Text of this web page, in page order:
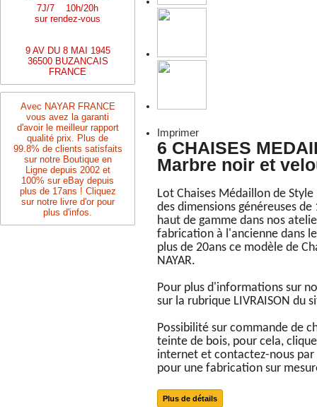
7J/7 10h/20h
sur rendez-vous
9 AV DU 8 MAI 1945
36500 BUZANCAIS
FRANCE
Avec NAYAR FRANCE
vous avez la garanti
d'avoir le meilleur rapport
qualité prix. Plus de
99.8% de clients satisfaits
sur notre Boutique en
Ligne depuis 2002 et
100% sur eBay depuis
plus de 17ans ! Cliquez
sur notre livre d'or pour
plus d'infos.
Imprimer
6 CHAISES
Marbre noir et
Lot Chaises Médaillon de
des dimensions généreuses
haut de gamme dans nos
fabrication à l'ancienne dans
plus de 20ans ce modèle de
NAYAR.
Pour plus d'informations sur
sur la rubrique LIVRAISON du
Possibilité sur commande de
teinte de bois, pour cela,
internet et contactez-nous
pour une fabrication sur
Plus de détails